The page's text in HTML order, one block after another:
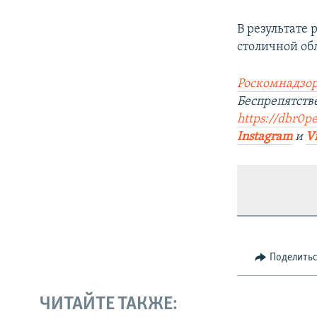
В результате
столичной
https://
Instagram и
ЧИТАЙТЕ ТАКЖЕ: